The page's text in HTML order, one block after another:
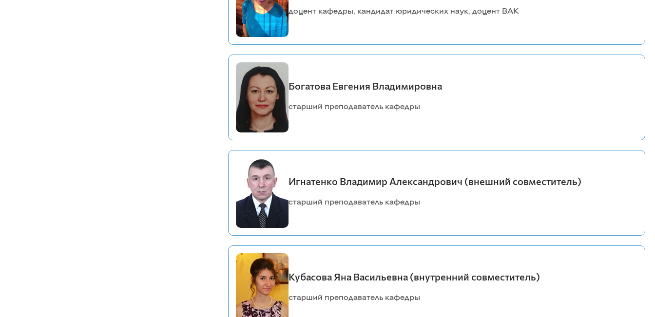
доцент кафедры, кандидат юридических наук, доцент ВАК
Богатова Евгения Владимировна
старший преподаватель кафедры
Игнатенко Владимир Александрович (внешний совместитель)
старший преподаватель кафедры
Кубасова Яна Васильевна (внутренний совместитель)
старший преподаватель кафедры